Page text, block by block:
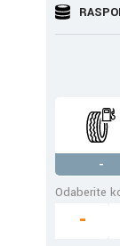
-
Odaberite
-